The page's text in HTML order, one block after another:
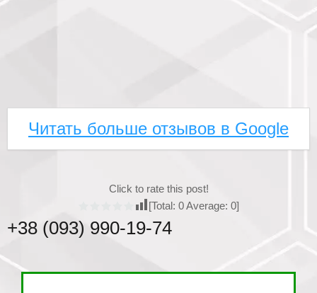
Читать больше отзывов в Google
Click to rate this post!
[Total: 0Average: 0]
+38 (093) 990-19-74